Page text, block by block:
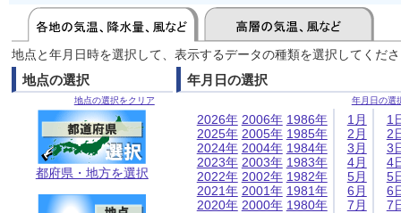
地点と年月日時を選択して、表示するデータの種類を選択してくだ
地点の選択
地点の選択をクリア
都府県・地方を選択
年月日の選択
年月日の選
2026年
2025年
2024年
2023年
2022年
2021年
2020年
2006年
2005年
2004年
2003年
2002年
2001年
2000年
1986年
1985年
1984年
1983年
1982年
1981年
1980年
1月
2月
3月
4月
5月
6月
7月
1
2
3
4
5
6
7